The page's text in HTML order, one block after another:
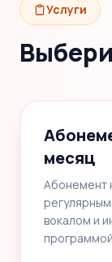
Услуги
месяц
Абонемент
вокалом и